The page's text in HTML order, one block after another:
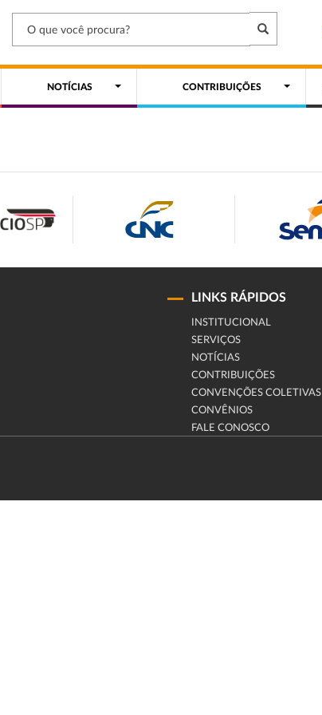
NOTÍCIAS CONTRIBUIÇÕES
LINKS RÁPIDOS
INSTITUCIONAL
SERVIÇOS
NOTÍCIAS
CONTRIBUIÇÕES
CONVENÇÕES COLETIVAS
CONVÊNIOS
FALE CONOSCO